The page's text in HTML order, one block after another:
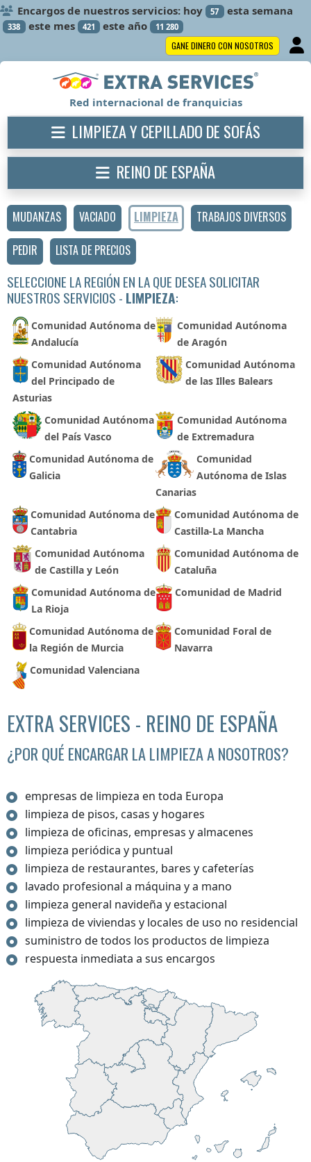
Encargos de nuestros servicios: hoy 57 esta semana
338 este mes 421 este año 11 280
GANE DINERO CON NOSOTROS
MUDANZAS VACIADO LIMPIEZA
TRABAJOS DIVERSOS
PEDIR
LISTA DE PRECIOS
SELECCIONE LA REGIÓN EN LA QUE DESEA SOLICITAR
NUESTROS SERVICIOS - LIMPIEZA:
Comunidad Autónoma de
Andalucía
Comunidad Autónoma
de Aragón
Comunidad Autónoma
del Principado de
Asturias
Comunidad Autónoma
de las Illes Balears
Comunidad Autónoma
del País Vasco
Comunidad Autónoma
de Extremadura
Comunidad Autónoma de
Galicia
Comunidad
Autónoma de Islas
Canarias
Comunidad Autónoma de
Cantabria
Comunidad Autónoma de
Castilla-La Mancha
Comunidad Autónoma
de Castilla y León
Comunidad Autónoma de
Cataluña
Comunidad Autónoma de
La Rioja
Comunidad de Madrid
Comunidad Autónoma de
la Región de Murcia
Comunidad Foral de
Navarra
Comunidad Valenciana
EXTRA SERVICES - REINO DE ESPAÑA
¿POR QUÉ ENCARGAR LA LIMPIEZA A NOSOTROS?
empresas de limpieza en toda Europa
limpieza de pisos, casas y hogares
limpieza de oficinas, empresas y almacenes
limpieza periódica y puntual
limpieza de restaurantes, bares y cafeterías
lavado profesional a máquina y a mano
limpieza general navideña y estacional
limpieza de viviendas y locales de uso no residencial
suministro de todos los productos de limpieza
respuesta inmediata a sus encargos
Red internacional de franquicias
LIMPIEZA Y CEPILLADO DE SOFÁS
REINO DE ESPAÑA